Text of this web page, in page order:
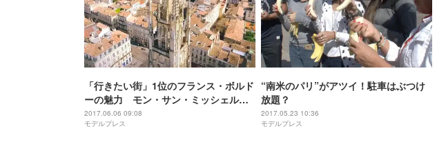
「行きたい街」1位のフランス・ボルド
ーの魅力 モン・サン・ミッシェルの
奥も明らかに
2017.06.06 09:08
モデルプレス
“南米のパリ”がアツイ！駐車はぶつけ
放題？
2017.05.23 10:36
モデルプレス